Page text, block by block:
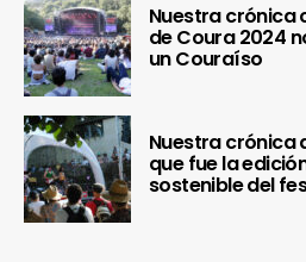
Nuestra crónica
de Coura 2024
un Couraíso
Nuestra crónica
que fue la
sostenible del